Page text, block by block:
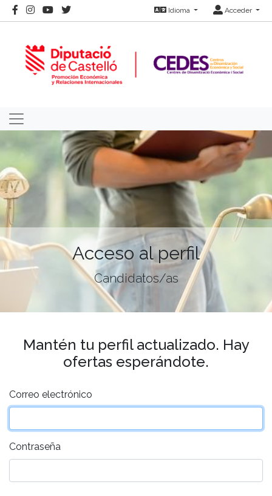
Idioma Acceder
Acceso al perfil
Candidatos/as
Mantén tu perfil actualizado. Hay
ofertas esperándote.
Correo electrónico
Contraseña